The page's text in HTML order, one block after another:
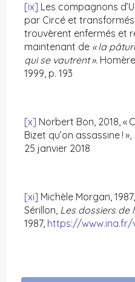
[ix] Les compagnons
par Circé et
trouvèrent enfermés et
maintenant de « la
qui se vautrent ».
1999, p. 193
[x] Norbert Bon, 2018, «
Bizet qu’on assassine ! »,
25 janvier 2018
[xi] Michèle Morgan,
Sérillon, Les dossiers de
1987, https://www.ina.fr/